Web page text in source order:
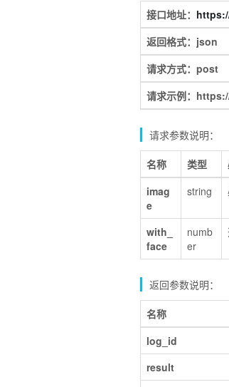
接口地址：
返回格式：json
请求方式：post
请求示例：
请求参数说明：
名称 类型
imag
e
string
with_
face
numb
er
返回参数说明：
名称
log_id
result